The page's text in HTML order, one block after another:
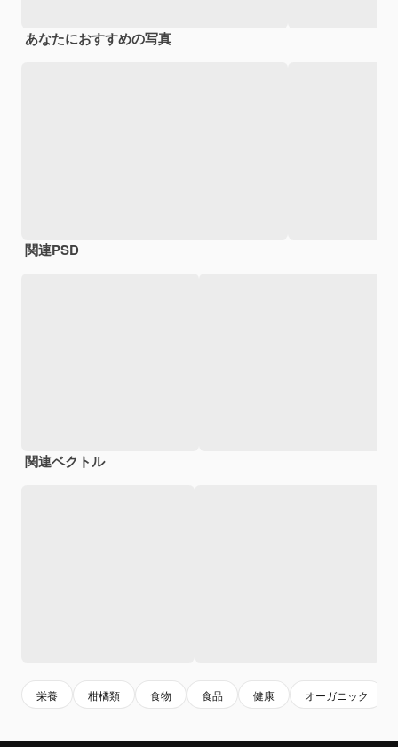
あなたにおすすめの写真
関連PSD
関連ベクトル
栄養 柑橘類 食物 食品 健康 オーガニック